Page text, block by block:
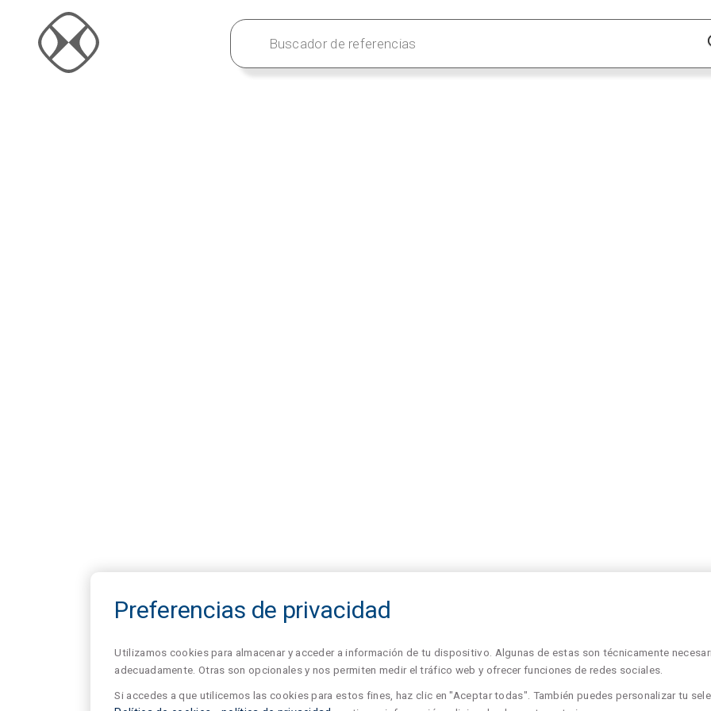
Preferencias de privacidad
Utilizamos cookies para almacenar y acceder a información de tu dispositivo. Algunas de estas son técnicamente
adecuadamente. Otras son opcionales y nos permiten medir el tráfico web y ofrecer funciones de redes sociales.
Si accedes a que utilicemos las cookies para estos fines, haz clic en "Aceptar todas". También puedes personalizar tu